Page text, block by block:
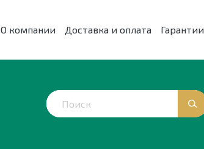
О компании Доставка и оплата Гарантии